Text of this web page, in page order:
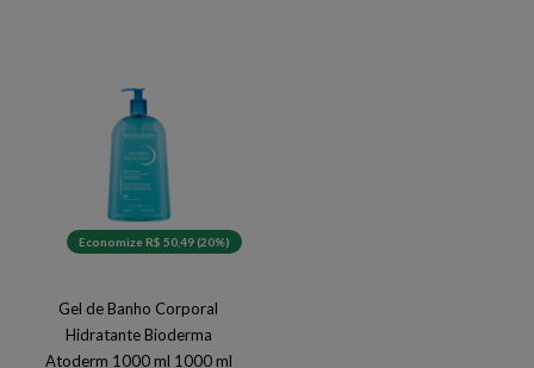
Economize R$ 50,49 (20%)
Gel de Banho Corporal
Hidratante Bioderma
Atoderm 1000 ml 1000 ml